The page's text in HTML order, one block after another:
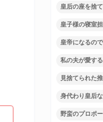
皇后の座を捨
皇子様の寝室
皇帝になるの
私の夫が愛す
見捨てられた
身代わり皇后
野蛮のプロポ